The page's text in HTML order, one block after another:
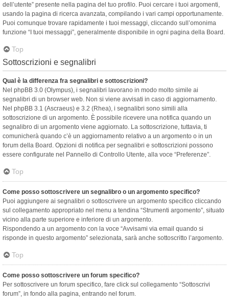
dell’utente” presente nella pagina del tuo profilo. Puoi cercare i tuoi argomenti,
usando la pagina di ricerca avanzata, compilando i vari campi opportunamente.
Puoi comunque trovare rapidamente i tuoi messaggi, cliccando sull’omonima
funzione “I tuoi messaggi”, generalmente disponibile in ogni pagina della Board.
Top
Sottoscrizioni e segnalibri
Qual è la differenza fra segnalibri e sottoscrizioni?
Nel phpBB 3.0 (Olympus), i segnalibri lavorano in modo molto simile ai
segnalibri di un browser web. Non si viene avvisati in caso di aggiornamento.
Nel phpBB 3.1 (Ascraeus) e 3.2 (Rhea), i segnalibri sono simili alla
sottoscrizione di un argomento. È possibile ricevere una notifica quando un
segnalibro di un argomento viene aggiornato. La sottoscrizione, tuttavia, ti
comunicherà quando c’è un aggiornamento relativo a un argomento o in un
forum della Board. Opzioni di notifica per segnalibri e sottoscrizioni possono
essere configurate nel Pannello di Controllo Utente, alla voce “Preferenze”.
Top
Come posso sottoscrivere un segnalibro o un argomento specifico?
Puoi aggiungere ai segnalibri o sottoscrivere un argomento specifico cliccando
sul collegamento appropriato nel menu a tendina “Strumenti argomento”, situato
vicino alla parte superiore e inferiore di un argomento.
Rispondendo a un argomento con la voce “Avvisami via email quando si
risponde in questo argomento” selezionata, sarà anche sottoscritto l’argomento.
Top
Come posso sottoscrivere un forum specifico?
Per sottoscrivere un forum specifico, fare click sul collegamento “Sottoscrivi
forum”, in fondo alla pagina, entrando nel forum.